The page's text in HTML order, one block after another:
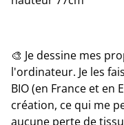
🎨 Je dessine mes
l'ordinateur. Je les
BIO (en France et en
création, ce qui me
aucune perte de